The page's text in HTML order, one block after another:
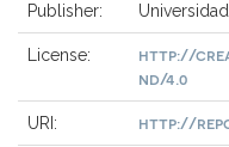
Publisher:
License:
http://
nd/4.0
URI: http://